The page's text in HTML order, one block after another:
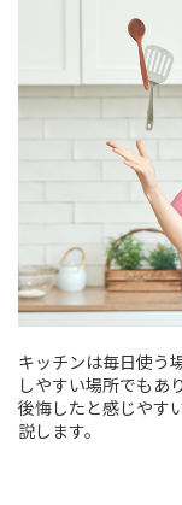
キッチンは毎日使う
しやすい場所でもあ
後悔したと感じやす
説します。